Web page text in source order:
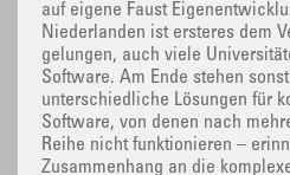
auf eigene Faust
Niederlanden ist ersteres dem
gelungen, auch viele
Software. Am Ende stehen
unterschiedliche Lösungen für
Software, von denen nach
Reihe nicht funktionieren –
Zusammenhang an die